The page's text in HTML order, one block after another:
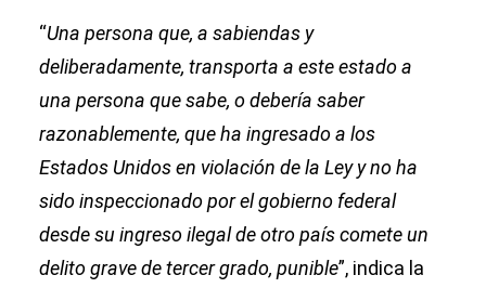
“Una persona que, a sabiendas y
deliberadamente, transporta a este estado a
una persona que sabe, o debería saber
razonablemente, que ha ingresado a los
Estados Unidos en violación de la Ley y no ha
sido inspeccionado por el gobierno federal
desde su ingreso ilegal de otro país comete un
delito grave de tercer grado, punible”, indica la